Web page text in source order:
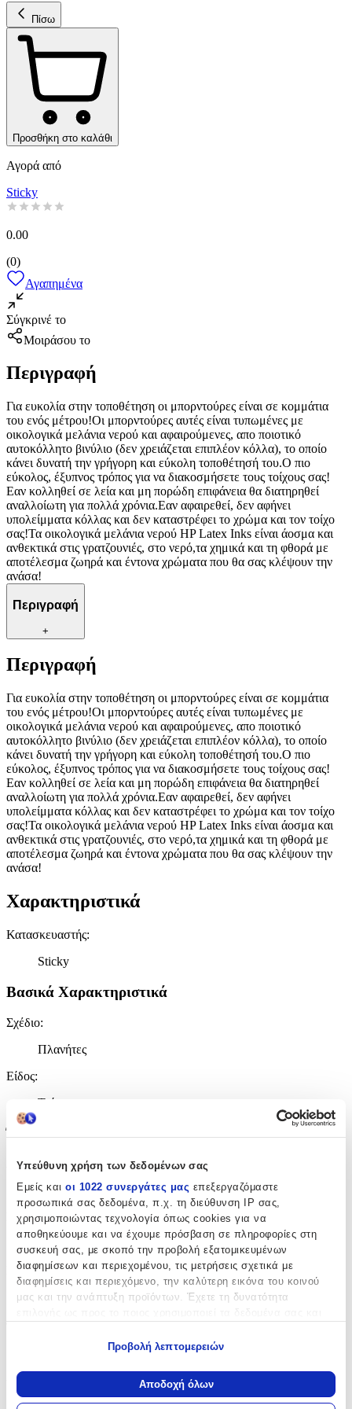
Υπεύθυνη χρήση των δεδομένων σας
Εμείς και οι 1022 συνεργάτες μας επεξεργαζόμαστε
προσωπικά σας δεδομένα, π.χ. τη διεύθυνση IP σας,
χρησιμοποιώντας τεχνολογία όπως cookies για να
αποθηκεύουμε και να έχουμε πρόσβαση σε πληροφορίες στη
συσκευή σας, με σκοπό την προβολή εξατομικευμένων
διαφημίσεων και περιεχομένου, τις μετρήσεις σχετικά με
διαφημίσεις και περιεχόμενο, την καλύτερη εικόνα του κοινού
μας και την ανάπτυξη προϊόντων. Έχετε τη δυνατότητα
Να συλλέξουμε πληροφορίες σχετικά με τη γεωγραφική
σας τοποθεσία, οι οποίες μπορεί να είναι ακριβείς σε
Προβολή λεπτομερειών
Αποδοχή όλων
Πίσω
Προσθήκη στο καλάθι
Αγορά από
Sticky
0.00
(0)
Αγαπημένα
Σύγκρινέ το
Μοιράσου το
Περιγραφή
Για ευκολία στην τοποθέτηση οι μπορντούρες είναι σε κομμάτια
του ενός μέτρου!Οι μπορντούρες αυτές είναι τυπωμένες με
οικολογικά μελάνια νερού και αφαιρούμενες, απο ποιοτικό
αυτοκόλλητο βινύλιο (δεν χρειάζεται επιπλέον κόλλα), το οποίο
κάνει δυνατή την γρήγορη και εύκολη τοποθέτησή του.Ο πιο
εύκολος, έξυπνος τρόπος για να διακοσμήσετε τους τοίχους σας!
Εαν κολληθεί σε λεία και μη πορώδη επιφάνεια θα διατηρηθεί
αναλλοίωτη για πολλά χρόνια.Εαν αφαιρεθεί, δεν αφήνει
υπολείμματα κόλλας και δεν καταστρέφει το χρώμα και τον τοίχο
σας!Τα οικολογικά μελάνια νερού HP Latex Inks είναι άοσμα και
ανθεκτικά στις γρατζουνιές, στο νερό,τα χημικά και τη φθορά με
αποτέλεσμα ζωηρά και έντονα χρώματα που θα σας κλέψουν την
ανάσα!
Περιγραφή
+
Περιγραφή
Για ευκολία στην τοποθέτηση οι μπορντούρες είναι σε κομμάτια
του ενός μέτρου!Οι μπορντούρες αυτές είναι τυπωμένες με
οικολογικά μελάνια νερού και αφαιρούμενες, απο ποιοτικό
αυτοκόλλητο βινύλιο (δεν χρειάζεται επιπλέον κόλλα), το οποίο
κάνει δυνατή την γρήγορη και εύκολη τοποθέτησή του.Ο πιο
εύκολος, έξυπνος τρόπος για να διακοσμήσετε τους τοίχους σας!
Εαν κολληθεί σε λεία και μη πορώδη επιφάνεια θα διατηρηθεί
αναλλοίωτη για πολλά χρόνια.Εαν αφαιρεθεί, δεν αφήνει
υπολείμματα κόλλας και δεν καταστρέφει το χρώμα και τον τοίχο
σας!Τα οικολογικά μελάνια νερού HP Latex Inks είναι άοσμα και
ανθεκτικά στις γρατζουνιές, στο νερό,τα χημικά και τη φθορά με
αποτέλεσμα ζωηρά και έντονα χρώματα που θα σας κλέψουν την
ανάσα!
Χαρακτηριστικά
Κατασκευαστής:
Sticky
Βασικά Χαρακτηριστικά
Σχέδιο:
Πλανήτες
Είδος:
Τοίχου
Έξτρα Χαρακτηριστικά
Αφρώδες:
Όχι
Βινυλίου:
Όχι
Μπορντούρα:
Ναι
Φωσφοριζέ:
3D
Όχι